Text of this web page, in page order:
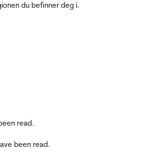
du befinner deg i.
read.
been read.